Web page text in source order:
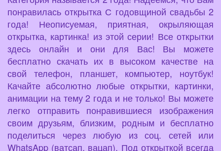
понравилась открытка С годовщиной свадьбы 2
года! Неописуемая, приятная, окрыляющая
открытка, картинка! из этой серии! Все открытки
здесь онлайн и они для Вас! Вы можете
бесплатно скачать их в высоком качестве на
свой телефон, планшет, компьютер, ноутбук!
Качайте абсолютно любые открытки, картинки,
анимации на тему 2 года и не только! Вы можете
легко отправить понравившиеся изображения
своим друзьям, близким, родным и бесплатно
поделиться через любую из соц. сетей или
WhatsApp (ватсап, вацап). Под открыткой всегда